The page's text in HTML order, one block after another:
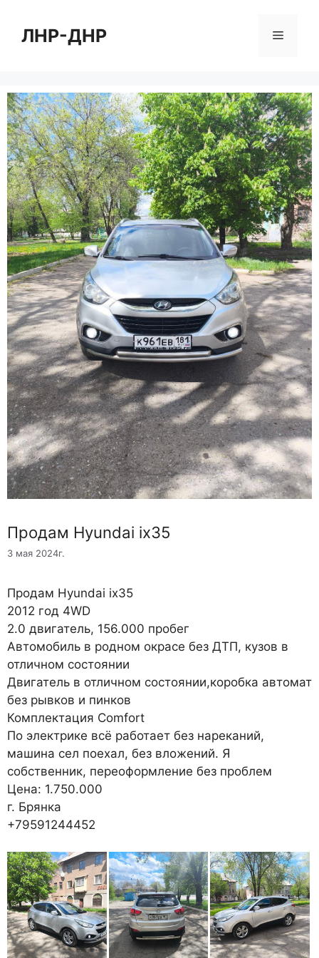
содержимому
ЛНР-ДНР Меню
Продам Hyundai ix35
3 мая 2024г.
Продам Hyundai ix35
2012 год 4WD
2.0 двигатель, 156.000 пробег
Автомобиль в родном окрасе без ДТП, кузов в
отличном состоянии
Двигатель в отличном состоянии,коробка автомат
без рывков и пинков
Комплектация Comfort
По электрике всё работает без нареканий,
машина сел поехал, без вложений. Я
собственник, переоформление без проблем
Цена: 1.750.000
г. Брянка
+79591244452